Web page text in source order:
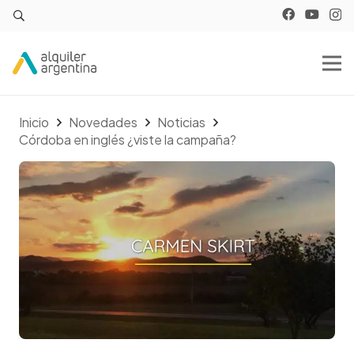
Inicio Novedades
Noticias
Córdoba en inglés ¿viste la campaña?